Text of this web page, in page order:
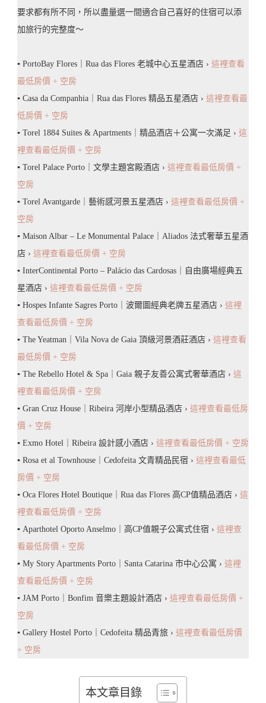
要求都有所不同，所以盡量選一間適合自己喜好的住宿可以添
加旅行的完整度～
▪️ PortoBay Flores｜Rua das Flores 老城中心五星酒店 › 這裡查看
最低房價 + 空房
▪️ Casa da Companhia｜Rua das Flores 精品五星酒店 › 這裡查看最
低房價 + 空房
▪️ Torel 1884 Suites & Apartments｜精品酒店＋公寓一次滿足 › 這
裡查看最低房價 + 空房
▪️ Torel Palace Porto｜文學主題宮殿酒店 › 這裡查看最低房價 +
空房
▪️ Torel Avantgarde｜藝術感河景五星酒店 › 這裡查看最低房價 +
空房
▪️ Maison Albar – Le Monumental Palace｜Aliados 法式奢華五星酒
店 › 這裡查看最低房價 + 空房
▪️ InterContinental Porto – Palácio das Cardosas｜自由廣場經典五
星酒店 › 這裡查看最低房價 + 空房
▪️ Hospes Infante Sagres Porto｜波爾圖經典老牌五星酒店 › 這裡
查看最低房價 + 空房
▪️ The Yeatman｜Vila Nova de Gaia 頂級河景酒莊酒店 › 這裡查看
最低房價 + 空房
▪️ The Rebello Hotel & Spa｜Gaia 親子友善公寓式奢華酒店 › 這
裡查看最低房價 + 空房
▪️ Gran Cruz House｜Ribeira 河岸小型精品酒店 › 這裡查看最低房
價 + 空房
▪️ Exmo Hotel｜Ribeira 設計感小酒店 › 這裡查看最低房價 + 空房
▪️ Rosa et al Townhouse｜Cedofeita 文青精品民宿 › 這裡查看最低
房價 + 空房
▪️ Oca Flores Hotel Boutique｜Rua das Flores 高CP值精品酒店 › 這
裡查看最低房價 + 空房
▪️ Aparthotel Oporto Anselmo｜高CP值親子公寓式住宿 › 這裡查
看最低房價 + 空房
▪️ My Story Apartments Porto｜Santa Catarina 市中心公寓 › 這裡
查看最低房價 + 空房
▪️ JAM Porto｜Bonfim 音樂主題設計酒店 › 這裡查看最低房價 +
空房
▪️ Gallery Hostel Porto｜Cedofeita 精品青旅 › 這裡查看最低房價
+ 空房
本文章目錄